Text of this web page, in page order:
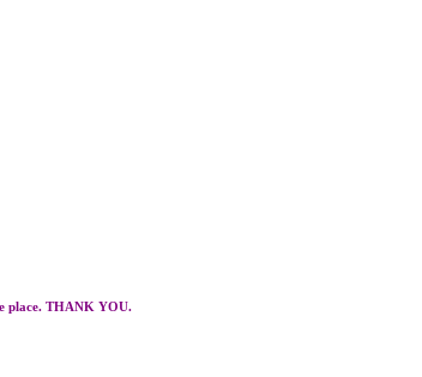
place. THANK YOU.